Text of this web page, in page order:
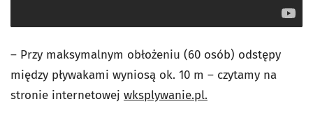
– Przy maksymalnym obłożeniu (60 osób) odstępy
między pływakami wyniosą ok. 10 m – czytamy na
stronie internetowej wksplywanie.pl.